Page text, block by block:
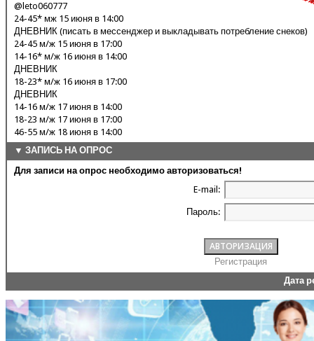
@leto060777
24-45* мж 15 июня в 14:00
ДНЕВНИК (писать в мессенджер и выкладывать потребление снеков)
24-45 м/ж 15 июня в 17:00
14-16* м/ж 16 июня в 14:00
ДНЕВНИК
18-23* м/ж 16 июня в 17:00
ДНЕВНИК
14-16 м/ж 17 июня в 14:00
18-23 м/ж 17 июня в 17:00
46-55 м/ж 18 июня в 14:00
▼ ЗАПИСЬ НА ОПРОС
Для записи на опрос необходимо авторизоваться!
E-mail:
Пароль:
Регистрация
Дата